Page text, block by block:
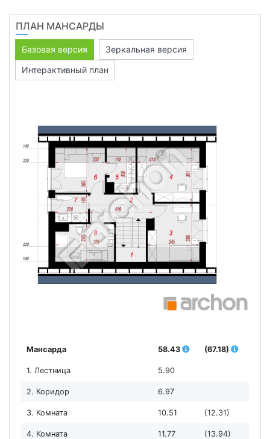
ПЛАН МАНСАРДЫ
Базовая версия
Зеркальная версия
Интерактивный план
Мансарда 58.43 (67.18)
1. Лестница 5.90
2. Коридор 6.97
3. Комната 10.51 (12.31)
4. Комната 11.77 (13.94)